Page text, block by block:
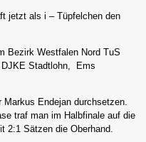
jetzt als i – Tüpfelchen den
Bezirk Westfalen Nord TuS
DJKE Stadtlohn, Ems
Markus Endejan durchsetzen.
traf man im Halbfinale auf die
2:1 Sätzen die Oberhand.